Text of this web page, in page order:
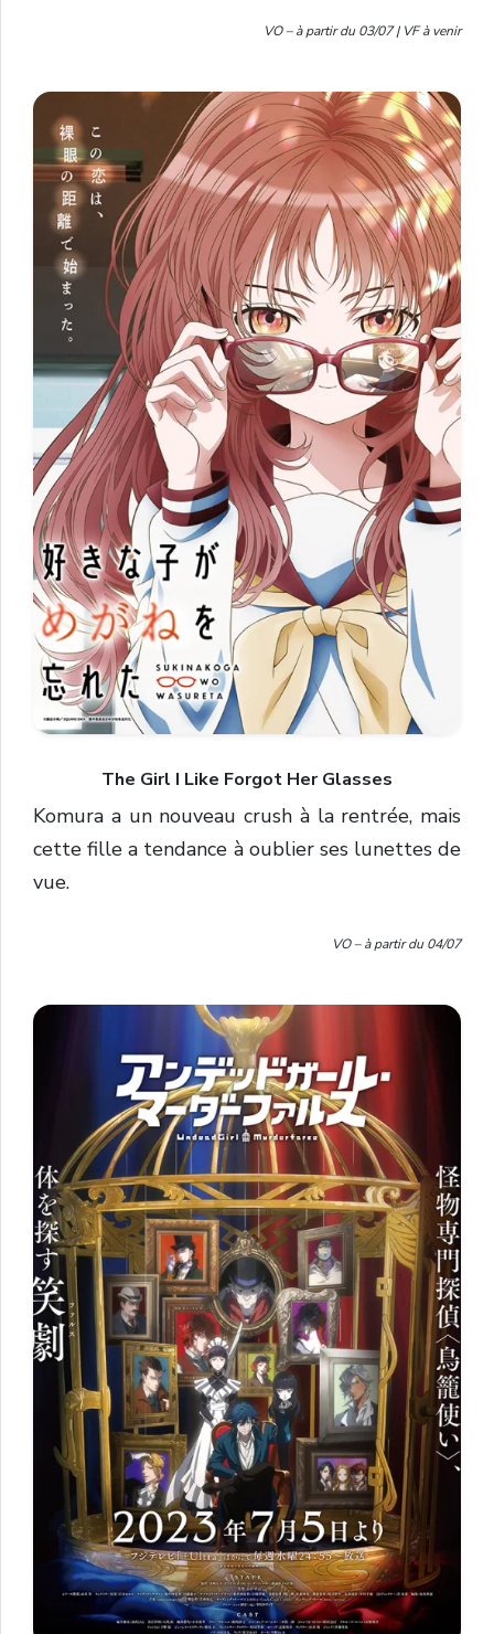
VO – à partir du 03/07 | VF à venir
The Girl I Like Forgot Her Glasses
Komura a un nouveau crush à la rentrée, mais
cette fille a tendance à oublier ses lunettes de
vue.
VO – à partir du 04/07